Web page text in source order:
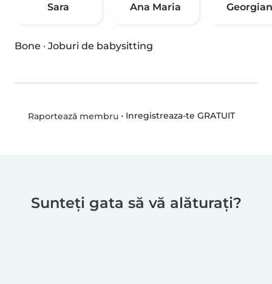
Sara Ana Maria
Bone · Joburi de babysitting
Raportează membru• Inregistreaza-te GRATUIT
Sunteți gata să vă alăturați?